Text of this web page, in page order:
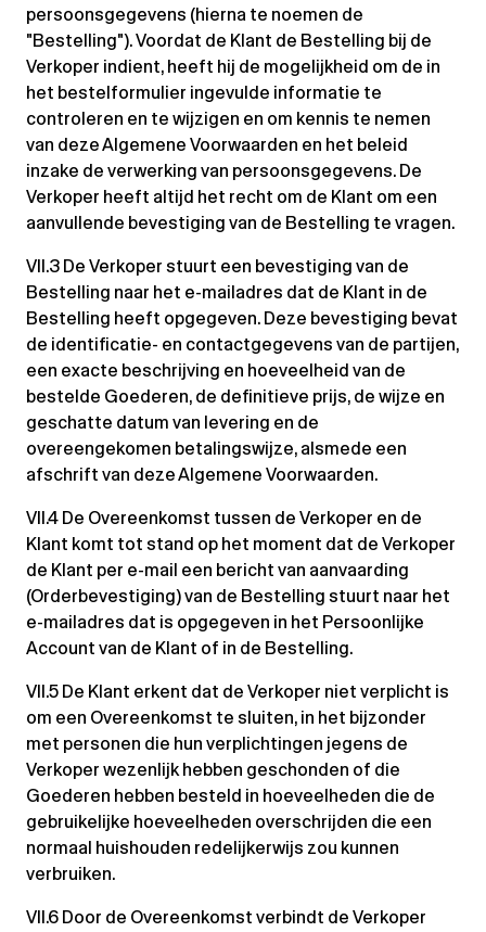
persoonsgegevens (hierna te noemen de
"Bestelling"). Voordat de Klant de Bestelling bij de
Verkoper indient, heeft hij de mogelijkheid om de in
het bestelformulier ingevulde informatie te
controleren en te wijzigen en om kennis te nemen
van deze Algemene Voorwaarden en het beleid
inzake de verwerking van persoonsgegevens. De
Verkoper heeft altijd het recht om de Klant om een
aanvullende bevestiging van de Bestelling te vragen.
VII.3 De Verkoper stuurt een bevestiging van de
Bestelling naar het e-mailadres dat de Klant in de
Bestelling heeft opgegeven. Deze bevestiging bevat
de identificatie- en contactgegevens van de partijen,
een exacte beschrijving en hoeveelheid van de
bestelde Goederen, de definitieve prijs, de wijze en
geschatte datum van levering en de
overeengekomen betalingswijze, alsmede een
afschrift van deze Algemene Voorwaarden.
VII.4 De Overeenkomst tussen de Verkoper en de
Klant komt tot stand op het moment dat de Verkoper
de Klant per e-mail een bericht van aanvaarding
(Orderbevestiging) van de Bestelling stuurt naar het
e-mailadres dat is opgegeven in het Persoonlijke
Account van de Klant of in de Bestelling.
VII.5 De Klant erkent dat de Verkoper niet verplicht is
om een Overeenkomst te sluiten, in het bijzonder
met personen die hun verplichtingen jegens de
Verkoper wezenlijk hebben geschonden of die
Goederen hebben besteld in hoeveelheden die de
gebruikelijke hoeveelheden overschrijden die een
normaal huishouden redelijkerwijs zou kunnen
verbruiken.
VII.6 Door de Overeenkomst verbindt de Verkoper